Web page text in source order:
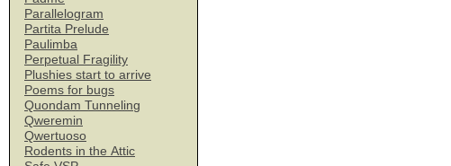
Parallelogram
Partita Prelude
Paulimba
Perpetual Fragility
Plushies start to arrive
Poems for bugs
Quondam Tunneling
Qweremin
Qwertuoso
Rodents in the Attic